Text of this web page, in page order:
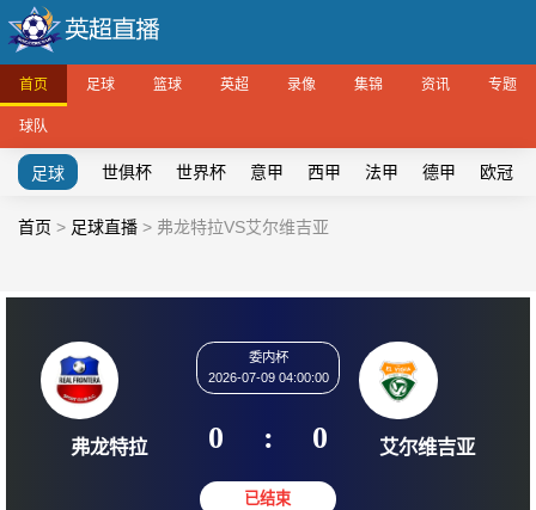
首页 足球 篮球 英超 录像 集锦 资讯 专题
球队
足球 世俱杯 世界杯 意甲 西甲 法甲 德甲 欧冠
首页 > 足球直播 > 弗龙特拉VS艾尔维吉亚
委内杯
2026-07-09 04:00:00